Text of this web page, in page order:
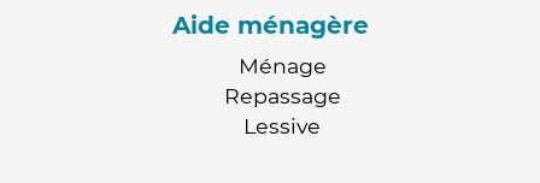
Aide ménagère
Ménage
Repassage
Lessive